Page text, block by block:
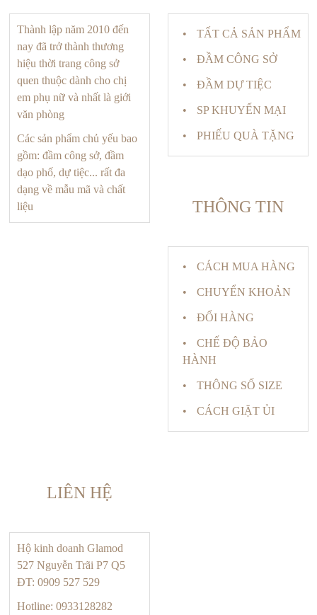
Thành lập năm 2010 đến
nay đã trở thành thương
hiệu thời trang công sở
quen thuộc dành cho chị
em phụ nữ và nhất là giới
văn phòng
Các sản phẩm chủ yếu bao
gồm: đầm công sở, đầm
dạo phố, dự tiệc... rất đa
dạng về mẫu mã và chất
liệu
TẤT CẢ SẢN PHẨM
ĐẦM CÔNG SỞ
ĐẦM DỰ TIỆC
SP KHUYẾN MẠI
PHIẾU QUÀ TẶNG
THÔNG TIN
CÁCH MUA HÀNG
CHUYỂN KHOẢN
ĐỔI HÀNG
CHẾ ĐỘ BẢO
HÀNH
THÔNG SỐ SIZE
CÁCH GIẶT ỦI
LIÊN HỆ
Hộ kinh doanh Glamod
527 Nguyễn Trãi P7 Q5
ĐT: 0909 527 529
Hotline: 0933128282